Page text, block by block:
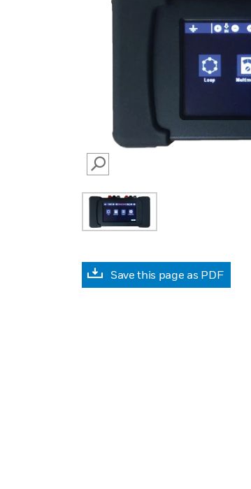
SEARCH
Save this page as PDF